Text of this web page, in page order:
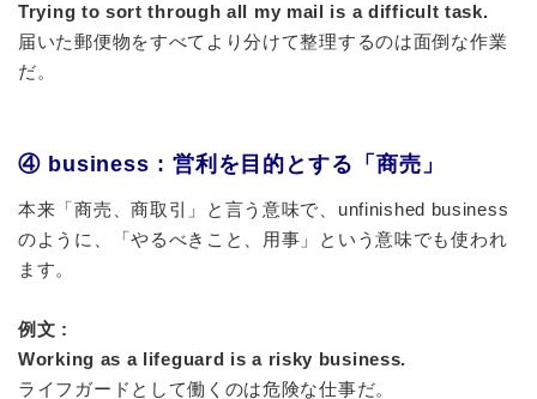
Trying to sort through all my mail is a difficult task.
届いた郵便物をすべてより分けて整理するのは面倒な作業
だ。
④ business : 営利を目的とする「商売」
本来「商売、商取引」と言う意味で、unfinished business
のように、「やるべきこと、用事」という意味でも使われ
ます。
例文 :
Working as a lifeguard is a risky business.
ライフガードとして働くのは危険な仕事だ。